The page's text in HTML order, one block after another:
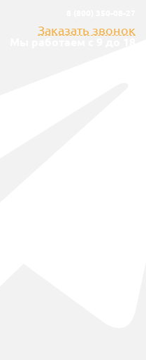
Заказать звонок